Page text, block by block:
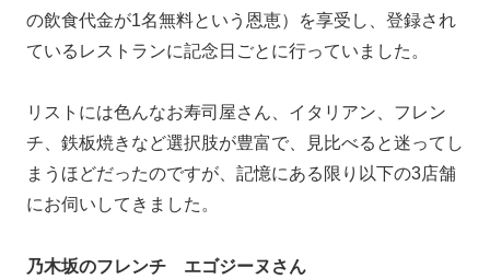
の飲食代金が1名無料という恩恵）を享受し、登録され
ているレストランに記念日ごとに行っていました。
リストには色んなお寿司屋さん、イタリアン、フレン
チ、鉄板焼きなど選択肢が豊富で、見比べると迷ってし
まうほどだったのですが、記憶にある限り以下の3店舗
にお伺いしてきました。
乃木坂のフレンチ エゴジーヌさん